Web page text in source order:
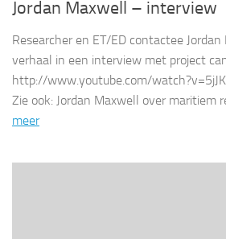
Jordan Maxwell – interview
Researcher en ET/ED contactee
verhaal in een interview met project
http://www.youtube.com/
Zie ook: Jordan Maxwell over maritiem
meer